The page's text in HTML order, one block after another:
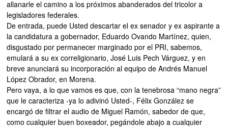
allanarle el camino a los próximos abanderados del tricolor a
legisladores federales.
De entrada, puede Usted descartar el ex senador y ex aspirante a
la candidatura a gobernador, Eduardo Ovando Martínez, quien,
disgustado por permanecer marginado por el PRI, sabemos,
emulará a su ex correligionario, José Luis Pech Várguez, y en
breve anunciará su incorporación al equipo de Andrés Manuel
López Obrador, en Morena.
Pero vaya, a lo que vamos es que, con la tenebrosa “mano negra”
que le caracteriza -ya lo adivinó Usted-, Félix González se
encargó de filtrar el audio de Miguel Ramón, sabedor de que,
como cualquier buen boxeador, pegándole abajo a cualquier